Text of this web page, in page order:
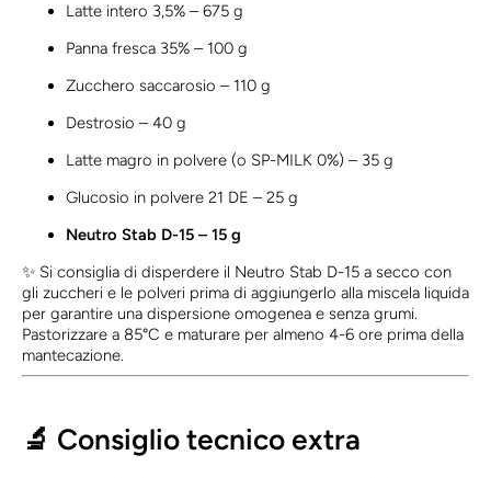
Latte intero 3,5% – 675 g
Panna fresca 35% – 100 g
Zucchero saccarosio – 110 g
Destrosio – 40 g
Latte magro in polvere (o SP-MILK 0%) – 35 g
Glucosio in polvere 21 DE – 25 g
Neutro Stab D-15 – 15 g
✨ Si consiglia di disperdere il Neutro Stab D-15 a secco con
gli zuccheri e le polveri prima di aggiungerlo alla miscela liquida
per garantire una dispersione omogenea e senza grumi.
Pastorizzare a 85°C e maturare per almeno 4-6 ore prima della
mantecazione.
🔬 Consiglio tecnico extra